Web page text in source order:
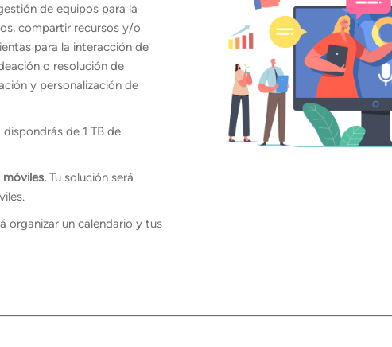
de equipos para la
compartir recursos y/o
para la interacción de
o resolución de
y personalización de
dispondrás de 1 TB de
Tu solución será
organizar un calendario y tus